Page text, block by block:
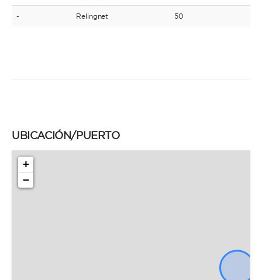
- Relingnet 50
UBICACIÓN/PUERTO
+
−